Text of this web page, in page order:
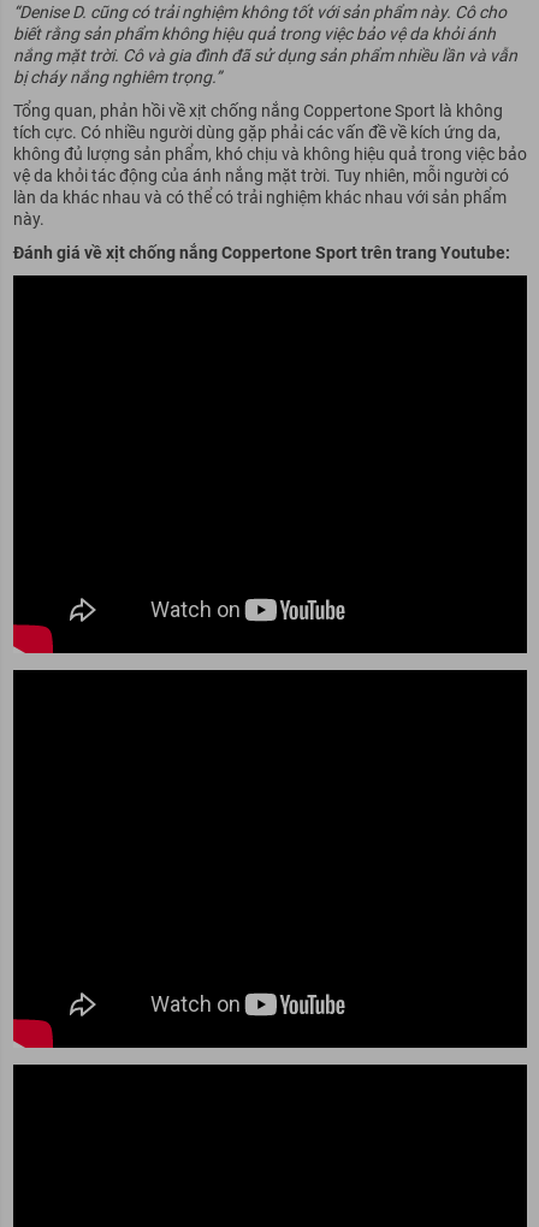
“Denise D. cũng có trải nghiệm không tốt với sản phẩm này. Cô cho
biết rằng sản phẩm không hiệu quả trong việc bảo vệ da khỏi ánh
nắng mặt trời. Cô và gia đình đã sử dụng sản phẩm nhiều lần và vẫn
bị cháy nắng nghiêm trọng.”
Tổng quan, phản hồi về xịt chống nắng Coppertone Sport là không
tích cực. Có nhiều người dùng gặp phải các vấn đề về kích ứng da,
không đủ lượng sản phẩm, khó chịu và không hiệu quả trong việc bảo
vệ da khỏi tác động của ánh nắng mặt trời. Tuy nhiên, mỗi người có
làn da khác nhau và có thể có trải nghiệm khác nhau với sản phẩm
này.
Đánh giá về xịt chống nắng Coppertone Sport trên trang Youtube: